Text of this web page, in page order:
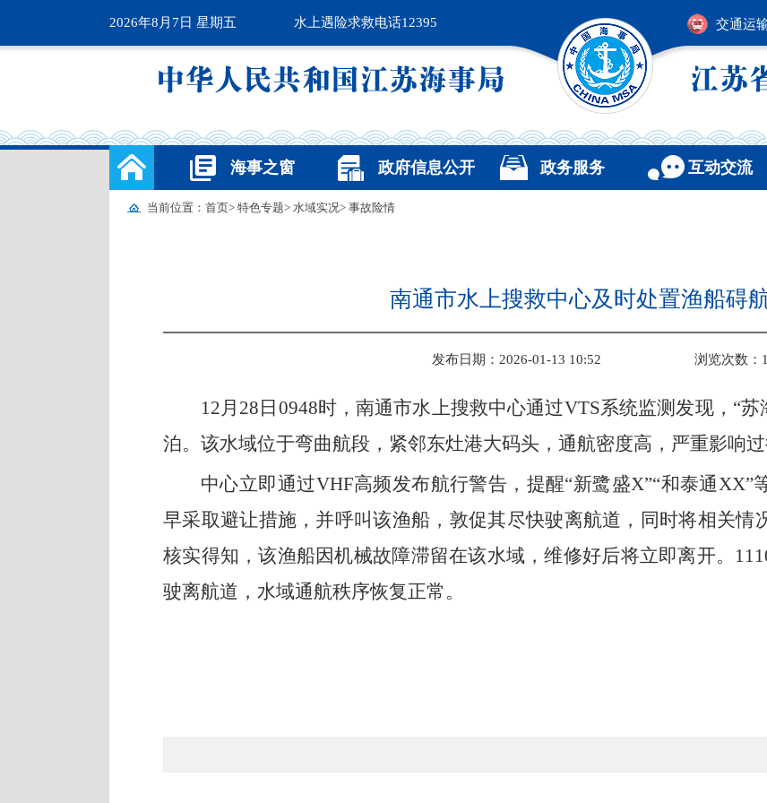
2026年8月7日 星期五 水上遇险求救电话12395 交通运
海事之窗 政府信息公开 政务服务 互动交流
当前位置： 首页> 特色专题> 水域实况> 事故险情
南通市水上搜救中心及时处置渔船碍
发布日期：2026-01-13 10:52 浏览次数：
12月 28 日 0948时，南通市水上搜救中心通过VTS系统监测发现，“苏
泊。该水域位于弯曲航段，紧邻东灶港大码头，通航密度高，严重影响过
中心立即通过VHF高频发布航行警告，提醒“新鹭盛X”“和泰通XX”
早采取避让措施，并呼叫该渔船，敦促其尽快驶离航道， 同时将相关情
核实得知 ，该渔船因机械故障滞留在该水域，维修好后将立即离开。
驶离航道，水域通航秩序恢复正常。